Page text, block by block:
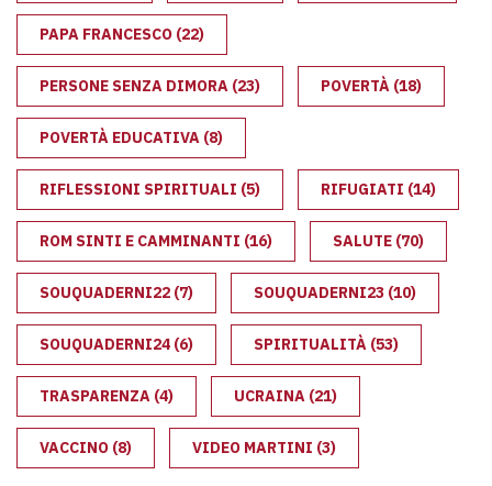
PAPA FRANCESCO (22)
PERSONE SENZA DIMORA (23) POVERTÀ (18)
POVERTÀ EDUCATIVA (8)
RIFLESSIONI SPIRITUALI (5) RIFUGIATI (14)
ROM SINTI E CAMMINANTI (16) SALUTE (70)
SOUQUADERNI22 (7) SOUQUADERNI23 (10)
SOUQUADERNI24 (6) SPIRITUALITÀ (53)
TRASPARENZA (4) UCRAINA (21)
VACCINO (8) VIDEO MARTINI (3)